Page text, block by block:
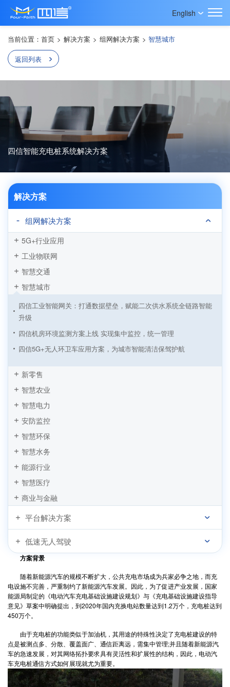
English
当前位置： 首页 > 解决方案 > 组网解决方案 > 智慧城市
返回列表
四信智能充电桩系统解决方案
解决方案
组网解决方案
5G+行业应用
工业物联网
智慧交通
智慧城市
四信工业智能网关：打通数据壁垒，赋能二次供水系统全链路智能
升级
四信机房环境监测方案上线 实现集中监控，统一管理
四信5G+无人环卫车应用方案，为城市智能清洁保驾护航
四信传感云智慧公厕综合解决方案，实现公厕精细化管理
四信传感云 | 办公环境监测与智能控制软硬件全套解决方案
四信机房环境监测与安全预警解决方案
四信智能充电桩解决方案，实现新能源汽车出行无忧
智慧旅游之IPC智慧景区视频监控方案
新零售
智慧农业
智慧电力
安防监控
智慧环保
智慧水务
能源行业
智慧医疗
商业与金融
平台解决方案
低速无人驾驶
方案背景
随着新能源汽车的规模不断扩大，公共充电市场成为兵家必争之地，而充
电设施不完善，严重制约了新能源汽车发展。因此，为了促进产业发展，国家
能源局制定的《电动汽车充电基础设施建设规划》与《充电基础设施建设指导
意见》草案中明确提出，到2020年国内充换电站数量达到1.2万个，充电桩达到
450万个。
由于充电桩的功能类似于加油机，其用途的特殊性决定了充电桩建设的特
点是被测点多、分散、覆盖面广、通信距离远，需集中管理;并且随着新能源汽
车的急速发展，对其网络拓扑要求具有灵活性和扩展性的结构，因此，电动汽
车充电桩通信方式如何展现就尤为重要。